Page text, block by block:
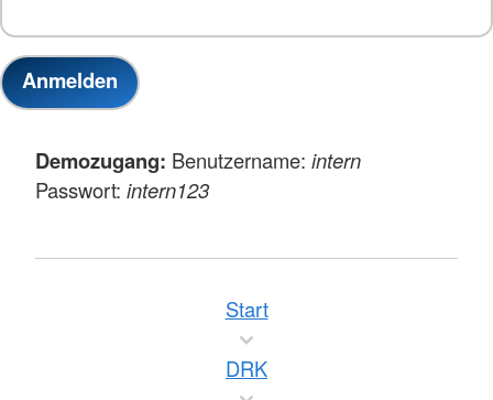
Demozugang: Benutzername: intern
Passwort: intern123
Start
DRK